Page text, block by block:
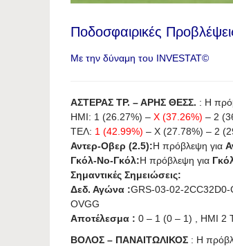
Ποδοσφαιρικές
Με την δύναμη του INVESTAT©
ΑΣΤΕΡΑΣ ΤΡ. – ΑΡΗΣ ΘΕΣΣ. : Η
ΗΜΙ: 1 (26.27%) – X (37.26%) – 2
ΤΕΛ: 1 (42.99%) – X (27.78%) – 2
Αντερ-Οβερ (2.5):Η πρόβλεψη για
Γκόλ-Νο-Γκόλ:Η πρόβλεψη για
Σημαντικές Σημειώσεις:
Δεδ. Αγώνα :GRS-03-02-
OVGG
Αποτέλεσμα : 0 – 1 (0 – 1) , ΗΜΙ 2
ΒΟΛΟΣ – ΠΑΝΑΙΤΩΛΙΚΟΣ : Η